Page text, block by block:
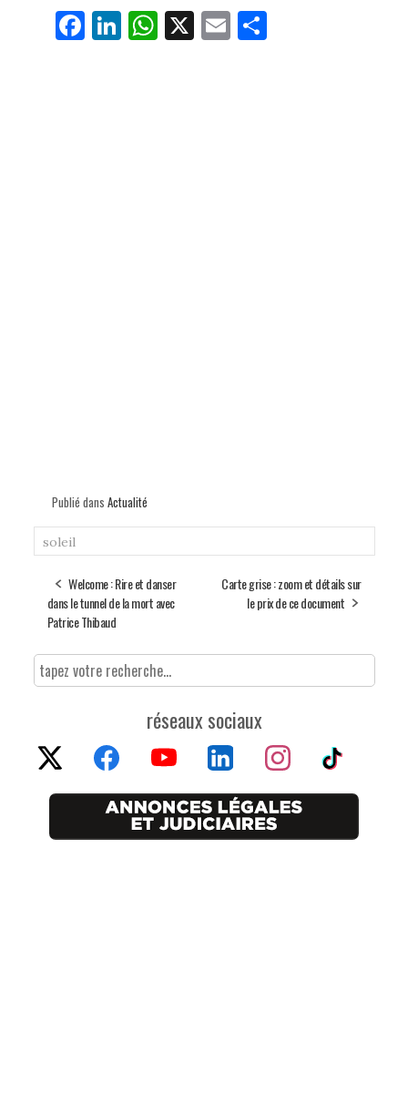
Fa
ce
Li
nk
W
ha
X E
m
Pa
Publié dans Actualité
soleil
Welcome : Rire et danser
dans le tunnel de la mort avec
Patrice Thibaud
Carte grise : zoom et détails sur
le prix de ce document
réseaux sociaux